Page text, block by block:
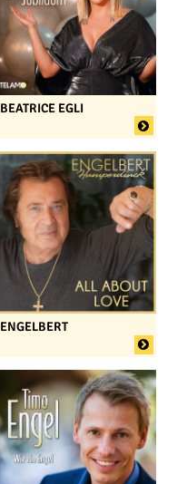
BEATRICE EGLI
ENGELBERT